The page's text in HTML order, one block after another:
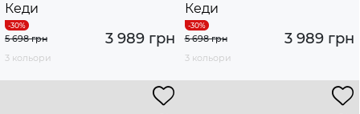
Кеди
3 989 грн
5 698 грн
3 кольори
Кеди
3 989 грн
5 698 грн
3 кольори